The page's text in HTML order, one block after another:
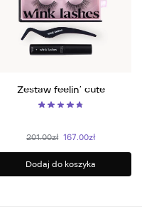
Zestaw feelin’ cute
201.00zł 167.00zł
Dodaj do koszyka